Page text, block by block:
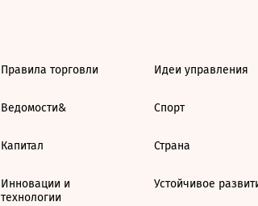
Правила торговли
Ведомости&
Капитал
Инновации и
технологии
Идеи управления
Спорт
Страна
Устойчивое